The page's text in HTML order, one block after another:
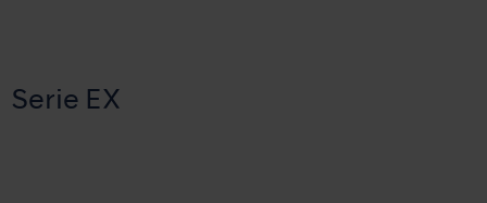
Serie EX